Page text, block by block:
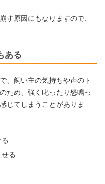
す原因にもなりますので、
ある
、飼い主の気持ちや声のト
ため、強く叱ったり怒鳴っ
じてしまうことがありま
る